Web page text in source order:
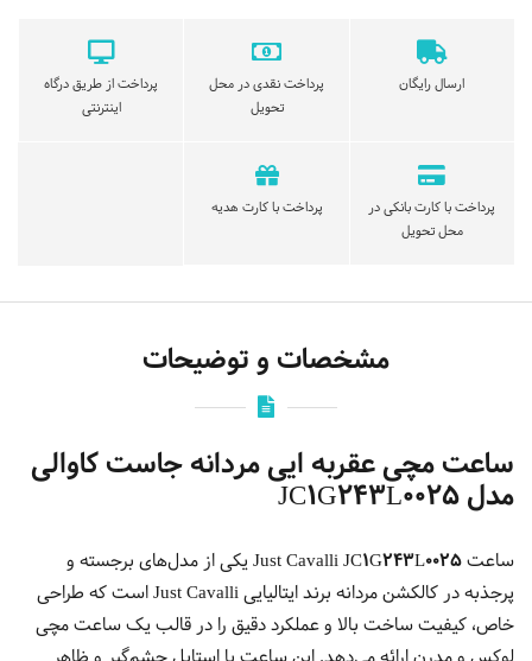
ارسال رایگان
پرداخت نقدی در محل
تحویل
پرداخت از طریق درگاه
اینترنتی
پرداخت با کارت بانکی در
محل تحویل
پرداخت با کارت هدیه
مشخصات و توضیحات
ساعت مچی عقربه ایی مردانه جاست کاوالی
مدل JC1G243L0025
ساعتJust Cavalli JC1G243L0025یکی از مدل‌های برجسته و
پرجذبه در کالکشن مردانه برند ایتالیایی Just Cavalli است که طراحی
خاص، کیفیت ساخت بالا و عملکرد دقیق را در قالب یک ساعت مچی